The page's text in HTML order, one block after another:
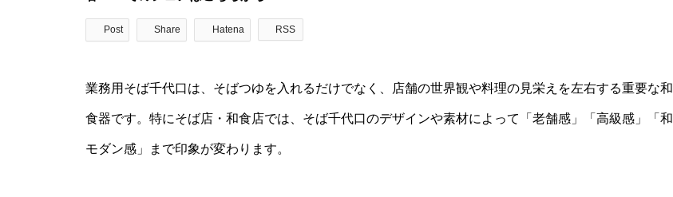
Post Share Hatena RSS
業務用そば千代口は、そばつゆを入れるだけでなく、店舗の世界観や料理の見栄えを左右する重要な和
食器です。特にそば店・和食店では、そば千代口のデザインや素材によって「老舗感」「高級感」「和
モダン感」まで印象が変わります。